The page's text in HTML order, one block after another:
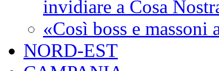
invidiare a Cosa
«Così boss e massoni
NORD-EST